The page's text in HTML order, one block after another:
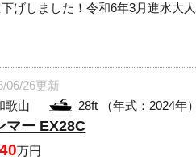
げしました！令和6年3月進水大
06/26更新
歌山
28ft （年式：2024年）
マー EX28C
万円